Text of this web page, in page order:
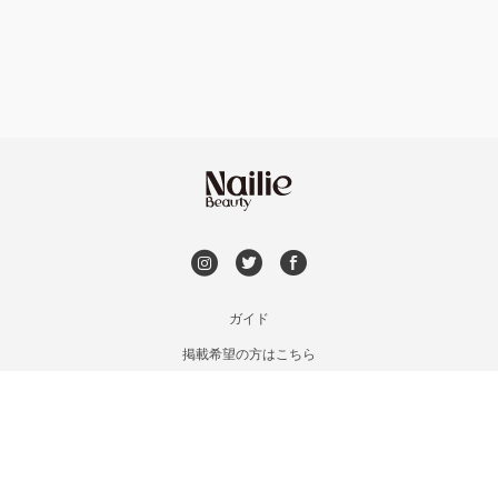
ガイド
掲載希望の方はこちら